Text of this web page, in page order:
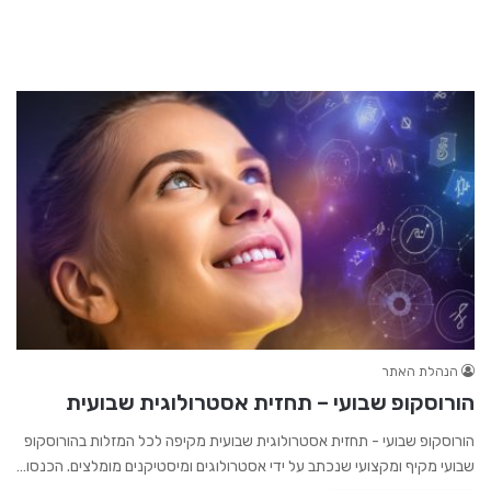
הנהלת האתר
הורוסקופ שבועי – תחזית אסטרולוגית שבועית
הורוסקופ שבועי - תחזית אסטרולוגית שבועית מקיפה לכל המזלות בהורוסקופ
שבועי מקיף ומקצועי שנכתב על ידי אסטרולוגים ומיסטיקנים מומלצים. הכנסו…